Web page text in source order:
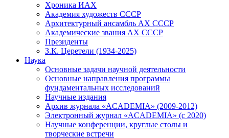
Хроника ИАХ
Академия художеств СССР
Архитектурный ансамбль АХ СССР
Академические звания АХ СССР
Президенты
З.К. Церетели (1934-2025)
Наука
Основные задачи научной деятельности
Основные направления программы
фундаментальных исследований
Научные издания
Архив журнала «ACADEMIA» (2009-2012)
Электронный журнал «ACADEMIA» (с 2020)
Научные конференции, круглые столы и
творческие встречи